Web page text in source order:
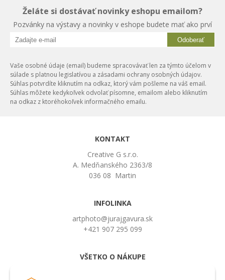
Želáte si dostávať novinky eshopu emailom?
Pozvánky na výstavy a novinky v eshope budete mať ako prví
Odoberať
Vaše osobné údaje (email) budeme spracovávať len za týmto účelom v
súlade s platnou legislatívou a zásadami ochrany osobných údajov.
Súhlas potvrdíte kliknutím na odkaz, ktorý vám pošleme na váš email.
Súhlas môžete kedykoľvek odvolať písomne, emailom alebo kliknutím
na odkaz z ktoréhokoľvek informačného emailu.
KONTAKT
Creative G s.r.o.
A. Medňanského 2363/8
036 08 Martin
INFOLINKA
artphoto@jurajgavura.sk
+421 907 295 099
VŠETKO O NÁKUPE